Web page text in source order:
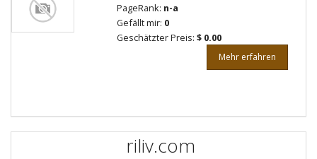
PageRank: n-a
Gefällt mir: 0
Geschätzter Preis: $ 0.00
Mehr erfahren
riliv.com